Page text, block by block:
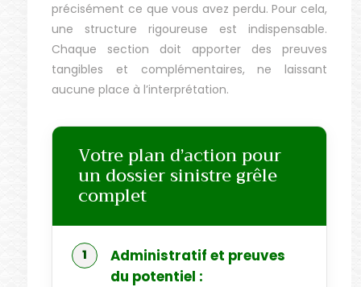
précisément ce que vous avez perdu. Pour cela,
une structure rigoureuse est indispensable.
Chaque section doit apporter des preuves
tangibles et complémentaires, ne laissant
aucune place à l’interprétation.
Votre plan d’action pour
un dossier sinistre grêle
complet
Administratif et preuves
du potentiel :